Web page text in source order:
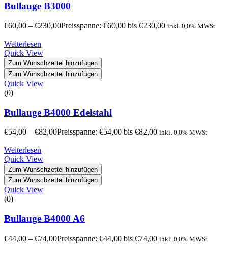
Bullauge B3000
€60,00 – €230,00Preisspanne: €60,00 bis €230,00 inkl. 0,0% MWSt
Weiterlesen
Quick View
Zum Wunschzettel hinzufügen
Zum Wunschzettel hinzufügen
Quick View
(0)
Bullauge B4000 Edelstahl
€54,00 – €82,00Preisspanne: €54,00 bis €82,00 inkl. 0,0% MWSt
Weiterlesen
Quick View
Zum Wunschzettel hinzufügen
Zum Wunschzettel hinzufügen
Quick View
(0)
Bullauge B4000 A6
€44,00 – €74,00Preisspanne: €44,00 bis €74,00 inkl. 0,0% MWSt